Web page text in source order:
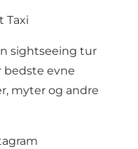
Taxi
sightseeing tur
bedste evne
myter og andre